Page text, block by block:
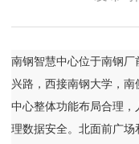
南钢智慧中心位于南钢
兴路，西接南钢大学，
中心整体功能布局合理
理数据安全。北面前广